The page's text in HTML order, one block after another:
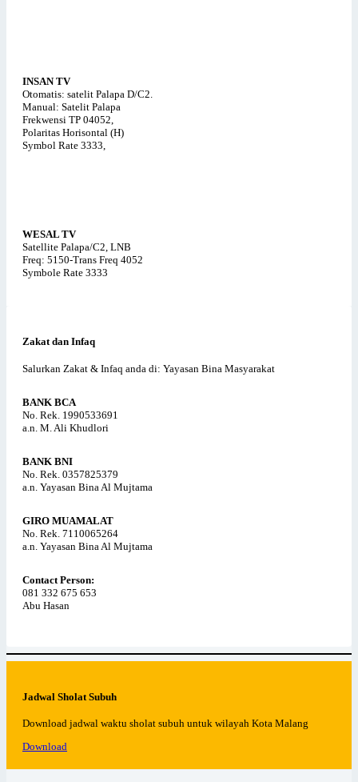
INSAN TV
Otomatis: satelit Palapa D/C2.
Manual: Satelit Palapa
Frekwensi TP 04052,
Polaritas Horisontal (H)
Symbol Rate 3333,
WESAL TV
Satellite Palapa/C2, LNB
Freq: 5150-Trans Freq 4052
Symbole Rate 3333
Zakat dan Infaq
Salurkan Zakat & Infaq anda di: Yayasan Bina Masyarakat
BANK BCA
No. Rek. 1990533691
a.n. M. Ali Khudlori
BANK BNI
No. Rek. 0357825379
a.n. Yayasan Bina Al Mujtama
GIRO MUAMALAT
No. Rek. 7110065264
a.n. Yayasan Bina Al Mujtama
Contact Person:
081 332 675 653
Abu Hasan
Jadwal Sholat Subuh
Download jadwal waktu sholat subuh untuk wilayah Kota Malang
Download